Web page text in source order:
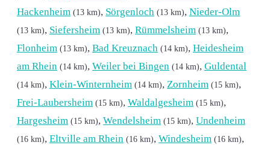
Hackenheim (13 km), Sörgenloch (13 km), Nieder-Olm
(13 km), Siefersheim (13 km), Rümmelsheim (13 km),
Flonheim (13 km), Bad Kreuznach (14 km), Heidesheim
am Rhein (14 km), Weiler bei Bingen (14 km), Guldental
(14 km), Klein-Winternheim (14 km), Zornheim (15 km),
Frei-Laubersheim (15 km), Waldalgesheim (15 km),
Hargesheim (15 km), Wendelsheim (15 km), Undenheim
(16 km), Eltville am Rhein (16 km), Windesheim (16 km),